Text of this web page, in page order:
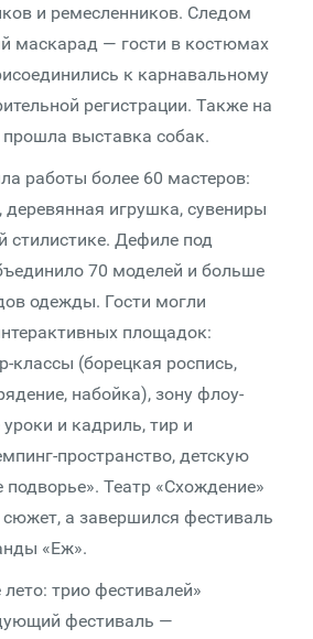
и ремесленников. Следом
маскарад — гости в костюмах
к карнавальному
регистрации. Также на
выставка собак.
работы более 60 мастеров:
деревянная игрушка, сувениры
стилистике. Дефиле под
70 моделей и больше
одежды. Гости могли
площадок:
классы (борецкая роспись,
набойка), зону флоу-
и кадриль, тир и
пространство, детскую
Театр «Схождение»
а завершился фестиваль
«Еж».
трио фестивалей»
фестиваль —